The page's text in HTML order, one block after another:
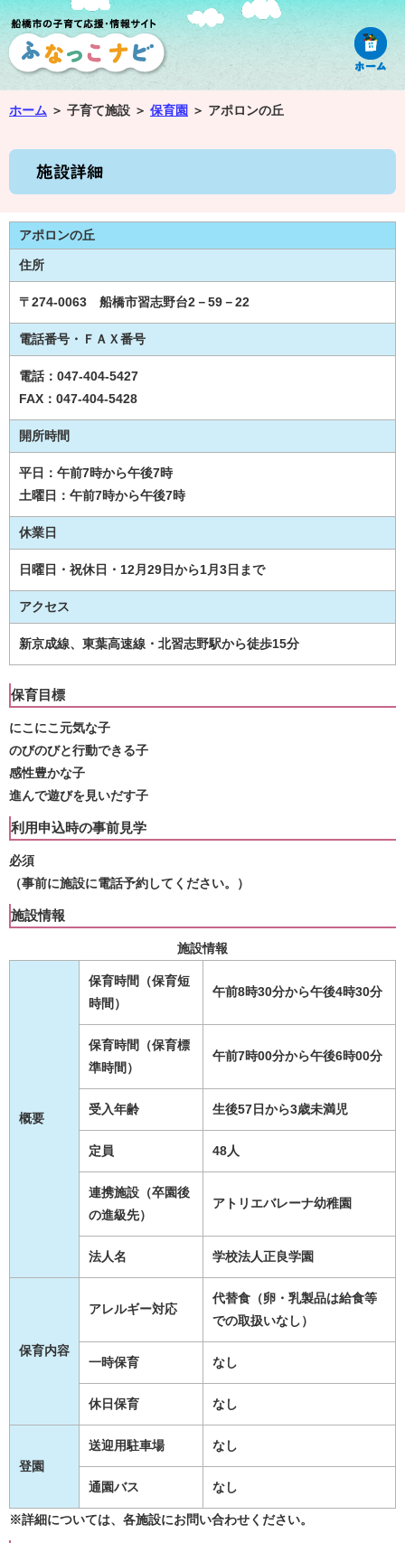
ホーム ＞ 子育て施設 ＞ 保育園 ＞ アポロンの丘
アポロンの丘
住所
〒274-0063 船橋市習志野台2－59－22
電話番号・ＦＡＸ番号
電話：047-404-5427
FAX：047-404-5428
開所時間
平日：午前7時から午後7時
土曜日：午前7時から午後7時
休業日
日曜日・祝休日・12月29日から1月3日まで
アクセス
新京成線、東葉高速線・北習志野駅から徒歩15分
保育目標
にこにこ元気な子
のびのびと行動できる子
感性豊かな子
進んで遊びを見いだす子
利用申込時の事前見学
必須
（事前に施設に電話予約してください。）
施設情報
施設情報
概要
保育時間（保育短
時間）
午前8時30分から午後4時30分
保育時間（保育標
準時間）
午前7時00分から午後6時00分
受入年齢 生後57日から3歳未満児
定員 48人
連携施設（卒園後
の進級先）
アトリエバレーナ幼稚園
法人名 学校法人正良学園
保育内容
アレルギー対応
代替食（卵・乳製品は給食等
での取扱いなし）
一時保育 なし
休日保育 なし
登園
送迎用駐車場 なし
通園バス なし
※詳細については、各施設にお問い合わせください。